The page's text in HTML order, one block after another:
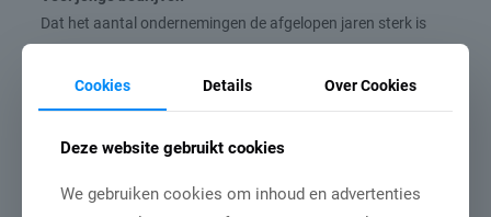
Dat het aantal ondernemingen de afgelopen jaren sterk is
gegroeid blijkt wel uit de procentuele verdeling van het jaar
van oprichting van kapperszaken. Slechts zes procent van
de salons is voor het jaar 2000 opgericht. Maar liefst 75
opgericht.
Cookies Details Over Cookies
Deze website gebruikt cookies
We gebruiken cookies om inhoud en advertenties